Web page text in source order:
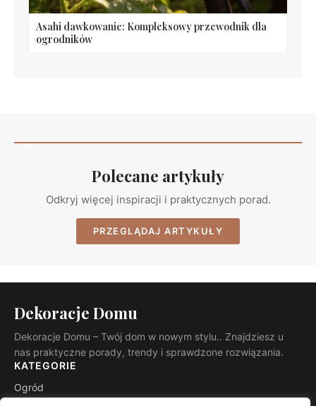
Asahi dawkowanie: Kompleksowy przewodnik dla
ogrodników
Polecane artykuły
Odkryj więcej inspiracji i praktycznych porad.
PRZEGLĄDAJ ARTYKUŁY
Dekoracje Domu
Dekoracje Domu – Twój dom w nowym stylu.. Znajdziesz u
nas praktyczne porady, trendy i sprawdzone rozwiązania.
KATEGORIE
Ogród